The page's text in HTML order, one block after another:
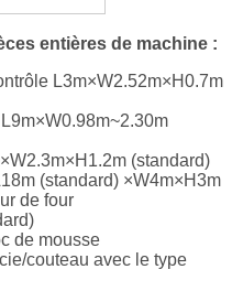
entières de machine :
L3m×W2.52m×H0.7m
(standard)
(standard) ×W4m×H3m
de four
de mousse
couteau avec le type